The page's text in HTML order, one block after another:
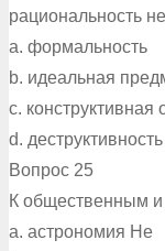
рациональность
a. формальность
b. идеальная
c. конструктивная
d. деструктивность
Вопрос 25
К общественным и
a. астрономия Не